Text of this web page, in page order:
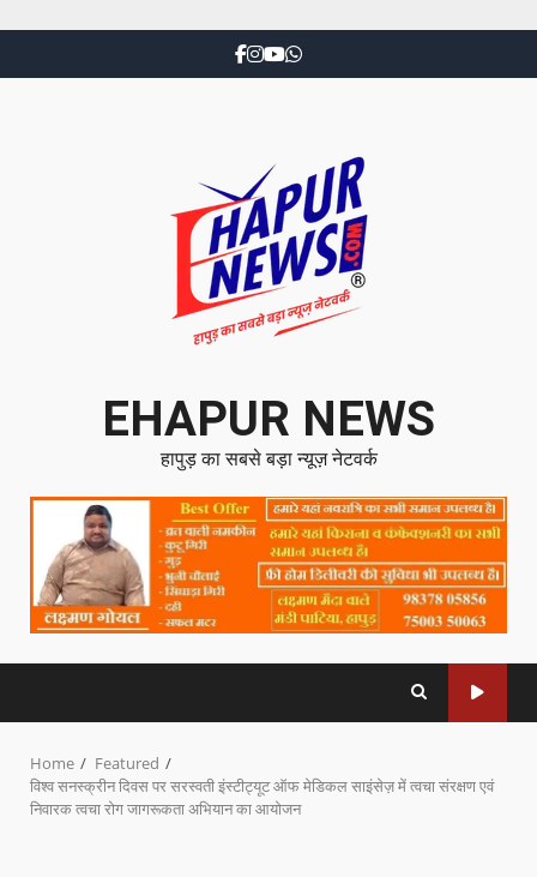
EHAPUR NEWS
हापुड़ का सबसे बड़ा न्यूज़ नेटवर्क
Home
Featured
विश्व सनस्क्रीन दिवस पर सरस्वती इंस्टीट्यूट ऑफ मेडिकल साइंसेज़ में त्वचा संरक्षण एवं
निवारक त्वचा रोग जागरूकता अभियान का आयोजन